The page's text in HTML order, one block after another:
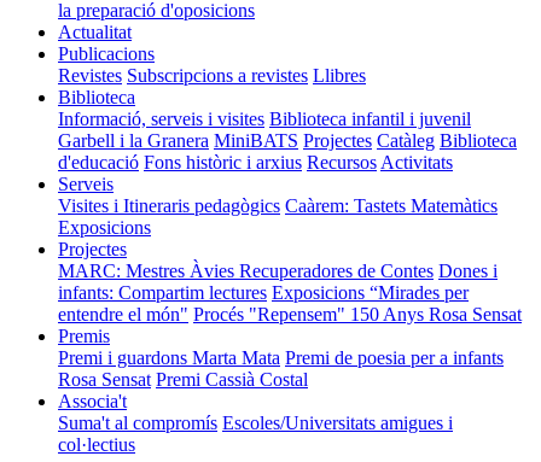
la preparació d'oposicions
Actualitat
Publicacions
Revistes Subscripcions a revistes Llibres
Biblioteca
Informació, serveis i visites Biblioteca infantil i juvenil
Garbell i la Granera MiniBATS Projectes Catàleg Biblioteca
d'educació Fons històric i arxius Recursos Activitats
Serveis
Visites i Itineraris pedagògics Caàrem: Tastets Matemàtics
Exposicions
Projectes
MARC: Mestres Àvies Recuperadores de Contes Dones i
infants: Compartim lectures Exposicions “Mirades per
entendre el món" Procés "Repensem" 150 Anys Rosa Sensat
Premis
Premi i guardons Marta Mata Premi de poesia per a infants
Rosa Sensat Premi Cassià Costal
Associa't
Suma't al compromís Escoles/Universitats amigues i
col·lectius